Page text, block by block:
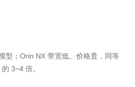
型；Orin NX 带宽低、价格贵，同等
3~4 倍。